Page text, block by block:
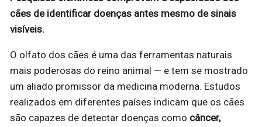
cães de identificar doenças antes mesmo de sinais
visíveis.
O olfato dos cães é uma das ferramentas naturais
mais poderosas do reino animal — e tem se mostrado
um aliado promissor da medicina moderna. Estudos
realizados em diferentes países indicam que os cães
são capazes de detectar doenças como câncer,